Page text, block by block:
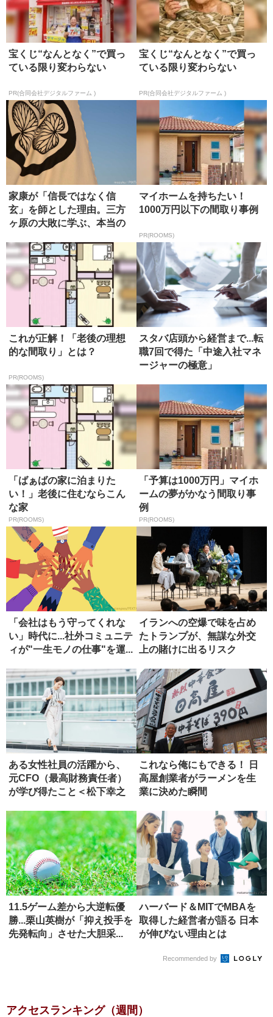
宝くじ“なんとなく”で買っ
ている限り変わらない
PR(合同会社デジタルファーム )
宝くじ“なんとなく”で買っ
ている限り変わらない
PR(合同会社デジタルファーム )
家康が「信長ではなく信
玄」を師とした理由。三方
ヶ原の大敗に学ぶ、本当の
マイホームを持ちたい！
1000万円以下の間取り事例
PR(ROOMS)
これが正解！「老後の理想
的な間取り」とは？
PR(ROOMS)
スタバ店頭から経営まで...転
職7回で得た「中途入社マネ
ージャーの極意」
「ばぁばの家に泊まりた
い！」老後に住むならこん
な家
PR(ROOMS)
「予算は1000万円」マイホ
ームの夢がかなう間取り事
例
PR(ROOMS)
「会社はもう守ってくれな
い」時代に...社外コミュニテ
ィが"一生モノの仕事"を運...
イランへの空爆で味を占め
たトランプが、無謀な外交
上の賭けに出るリスク
ある女性社員の活躍から、
元CFO（最高財務責任者）
が学び得たこと＜松下幸之
これなら俺にもできる！ 日
高屋創業者がラーメンを生
業に決めた瞬間
11.5ゲーム差から大逆転優
勝...栗山英樹が「抑え投手を
先発転向」させた大胆采...
ハーバード＆MITでMBAを
取得した経営者が語る 日本
が伸びない理由とは
Recommended by
アクセスランキング（週間）